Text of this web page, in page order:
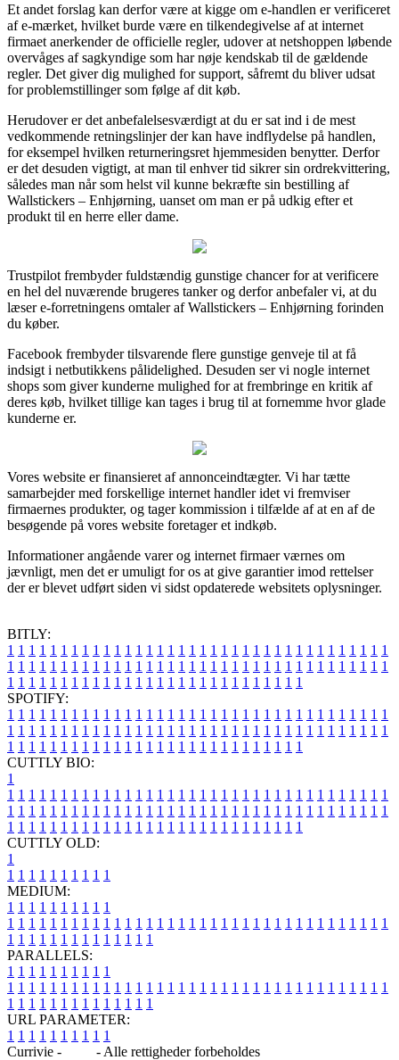
Et andet forslag kan derfor være at kigge om e-handlen er verificeret
af e-mærket, hvilket burde være en tilkendegivelse af at internet
firmaet anerkender de officielle regler, udover at netshoppen løbende
overvåges af sagkyndige som har nøje kendskab til de gældende
regler. Det giver dig mulighed for support, såfremt du bliver udsat
for problemstillinger som følge af dit køb.
Herudover er det anbefalelsesværdigt at du er sat ind i de mest
vedkommende retningslinjer der kan have indflydelse på handlen,
for eksempel hvilken returneringsret hjemmesiden benytter. Derfor
er det desuden vigtigt, at man til enhver tid sikrer sin ordrekvittering,
således man når som helst vil kunne bekræfte sin bestilling af
Wallstickers – Enhjørning, uanset om man er på udkig efter et
produkt til en herre eller dame.
Trustpilot frembyder fuldstændig gunstige chancer for at verificere
en hel del nuværende brugeres tanker og derfor anbefaler vi, at du
læser e-forretningens omtaler af Wallstickers – Enhjørning forinden
du køber.
Facebook frembyder tilsvarende flere gunstige genveje til at få
indsigt i netbutikkens pålidelighed. Desuden ser vi nogle internet
shops som giver kunderne mulighed for at frembringe en kritik af
deres køb, hvilket tillige kan tages i brug til at fornemme hvor glade
kunderne er.
Vores website er finansieret af annonceindtægter. Vi har tætte
samarbejder med forskellige internet handler idet vi fremviser
firmaernes produkter, og tager kommission i tilfælde af at en af de
besøgende på vores website foretager et indkøb.
Informationer angående varer og internet firmaer værnes om
jævnligt, men det er umuligt for os at give garantier imod rettelser
der er blevet udført siden vi sidst opdaterede websitets oplysninger.
BITLY:
1 1 1 1 1 1 1 1 1 1 1 1 1 1 1 1 1 1 1 1 1 1 1 1 1 1 1 1 1 1 1 1 1 1 1 1
1 1 1 1 1 1 1 1 1 1 1 1 1 1 1 1 1 1 1 1 1 1 1 1 1 1 1 1 1 1 1 1 1 1 1 1
1 1 1 1 1 1 1 1 1 1 1 1 1 1 1 1 1 1 1 1 1 1 1 1 1 1 1 1
SPOTIFY:
1 1 1 1 1 1 1 1 1 1 1 1 1 1 1 1 1 1 1 1 1 1 1 1 1 1 1 1 1 1 1 1 1 1 1 1
1 1 1 1 1 1 1 1 1 1 1 1 1 1 1 1 1 1 1 1 1 1 1 1 1 1 1 1 1 1 1 1 1 1 1 1
1 1 1 1 1 1 1 1 1 1 1 1 1 1 1 1 1 1 1 1 1 1 1 1 1 1 1 1
CUTTLY BIO:
1
1 1 1 1 1 1 1 1 1 1 1 1 1 1 1 1 1 1 1 1 1 1 1 1 1 1 1 1 1 1 1 1 1 1 1 1
1 1 1 1 1 1 1 1 1 1 1 1 1 1 1 1 1 1 1 1 1 1 1 1 1 1 1 1 1 1 1 1 1 1 1 1
1 1 1 1 1 1 1 1 1 1 1 1 1 1 1 1 1 1 1 1 1 1 1 1 1 1 1 1
CUTTLY OLD:
1
1 1 1 1 1 1 1 1 1 1
MEDIUM:
1 1 1 1 1 1 1 1 1 1
1 1 1 1 1 1 1 1 1 1 1 1 1 1 1 1 1 1 1 1 1 1 1 1 1 1 1 1 1 1 1 1 1 1 1 1
1 1 1 1 1 1 1 1 1 1 1 1 1 1
PARALLELS:
1 1 1 1 1 1 1 1 1 1
1 1 1 1 1 1 1 1 1 1 1 1 1 1 1 1 1 1 1 1 1 1 1 1 1 1 1 1 1 1 1 1 1 1 1 1
1 1 1 1 1 1 1 1 1 1 1 1 1 1
URL PARAMETER:
1 1 1 1 1 1 1 1 1 1
Currivie -
- Alle rettigheder forbeholdes